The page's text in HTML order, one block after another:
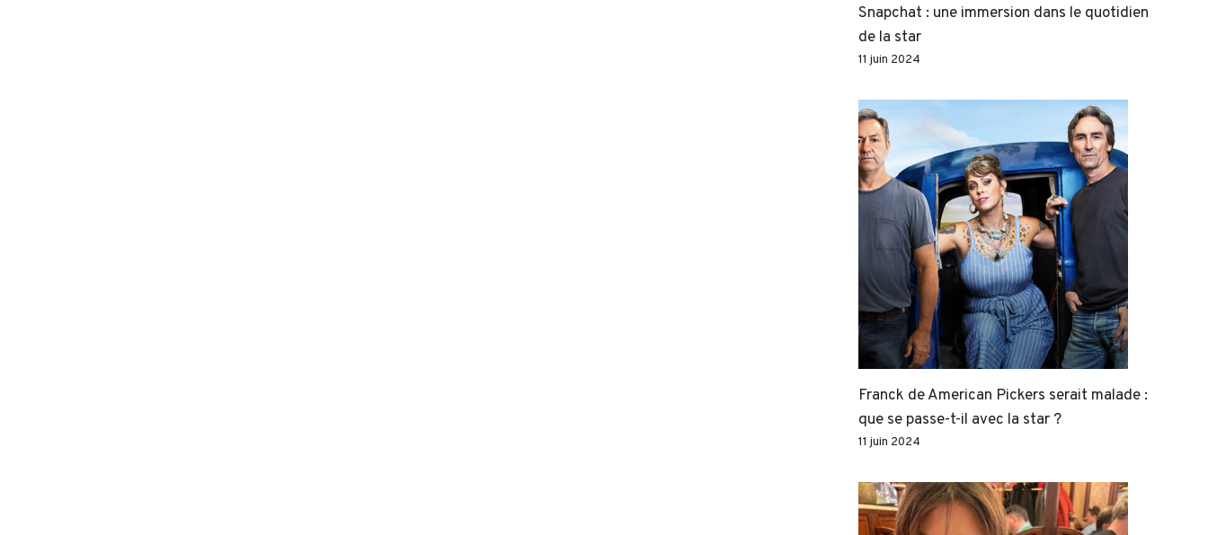
Snapchat : une immersion dans le quotidien
de la star
11 juin 2024
Franck de American Pickers serait malade :
que se passe-t-il avec la star ?
11 juin 2024